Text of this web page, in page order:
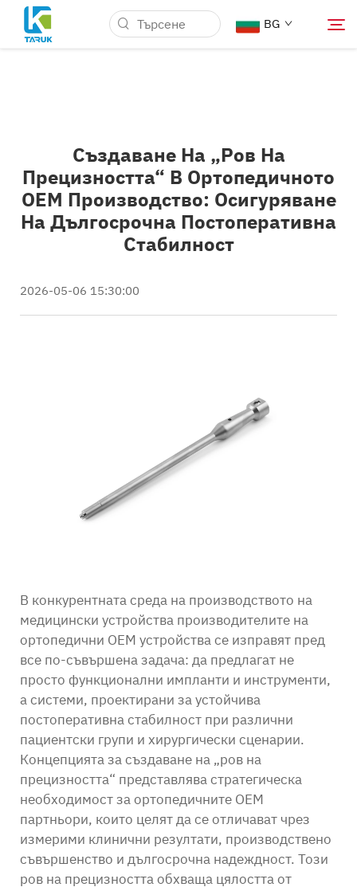
BG
Медицински пазари
Възможности
Новини и Събития
За Нас
Създаване На „ров На
Прецизността“ В Ортопедичното
OEM Производство: Осигуряване
На Дългосрочна Постоперативна
Стабилност
2026-05-06 15:30:00
В конкурентната среда на производството на
медицински устройства производителите на
ортопедични OEM устройства се изправят пред
все по-съвършена задача: да предлагат не
просто функционални импланти и инструменти,
а системи, проектирани за устойчива
постоперативна стабилност при различни
пациентски групи и хирургически сценарии.
Концепцията за създаване на „ров на
прецизността“ представлява стратегическа
необходимост за ортопедичните OEM
партньори, които целят да се отличават чрез
измерими клинични резултати, производствено
съвършенство и дългосрочна надеждност. Този
ров на прецизността обхваща цялостта от